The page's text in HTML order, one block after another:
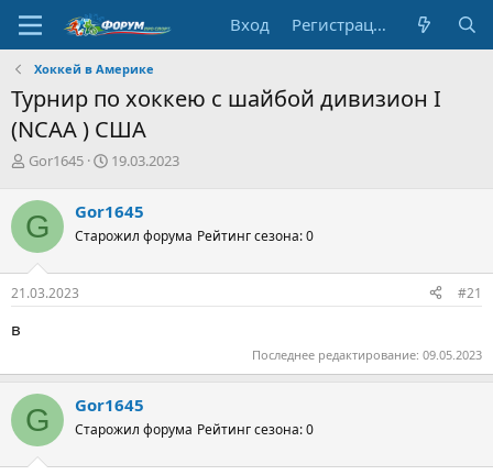
Вход Регистрация
Хоккей в Америке
Турнир по хоккею с шайбой дивизион I
(NCAA ) США
А
т
о
р
т
е
м
Gor1645
Д
а
н
ч
19.03.2023
G Gor1645
Старожил форума Рейтинг сезона: 0
21.03.2023 #21
в
Последнее редактирование: 09.05.2023
G Gor1645
Старожил форума Рейтинг сезона: 0